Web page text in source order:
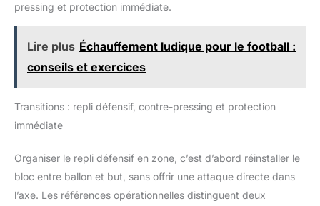
pressing et protection immédiate.
Lire plus Échauffement ludique pour le football :
conseils et exercices
Transitions : repli défensif, contre-pressing et protection
immédiate
Organiser le repli défensif en zone, c’est d’abord réinstaller le
bloc entre ballon et but, sans offrir une attaque directe dans
l’axe. Les références opérationnelles distinguent deux